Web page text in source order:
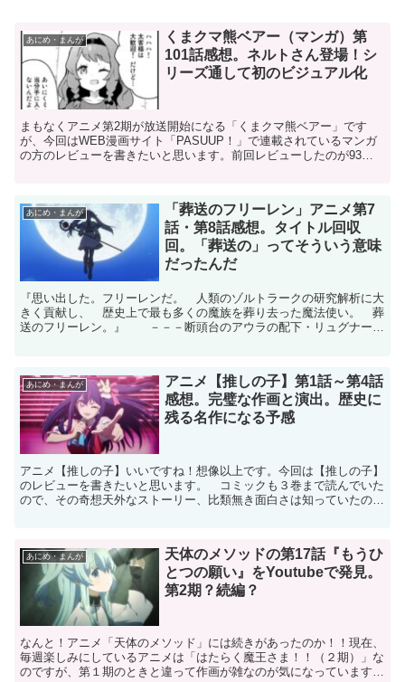
あにめ・まんが
くまクマ熊ベアー（マンガ）第
101話感想。ネルトさん登場！シ
リーズ通して初のビジュアル化
まもなくアニメ第2期が放送開始になる「くまクマ熊ベアー」です
が、今回はWEB漫画サイト「PASUUP！」で連載されているマンガ
の方のレビューを書きたいと思います。前回レビューしたのが93話
あにめ・まんが
「葬送のフリーレン」アニメ第7
話・第8話感想。タイトル回収
回。「葬送の」ってそういう意味
だったんだ
『思い出した。フリーレンだ。 人類のゾルトラークの研究解析に大
きく貢献し、 歴史上で最も多くの魔族を葬り去った魔法使い。 葬
送のフリーレン。』 －－－断頭台のアウラの配下・リュグナー
あにめ・まんが
アニメ【推しの子】第1話～第4話
感想。完璧な作画と演出。歴史に
残る名作になる予感
アニメ【推しの子】いいですね！想像以上です。今回は【推しの子】
のレビューを書きたいと思います。 コミックも３巻まで読んでいた
ので、その奇想天外なストーリー、比類無き面白さは知っていたので
あにめ・まんが
天体のメソッドの第17話『もうひ
とつの願い』をYoutubeで発見。
第2期？続編？
なんと！アニメ「天体のメソッド」には続きがあったのか！！現在、
毎週楽しみにしているアニメは「はたらく魔王さま！！（２期）」な
のですが、第１期のときと違って作画が雑なのが気になっています。